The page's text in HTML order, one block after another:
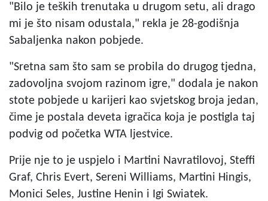
"Bilo je teških trenutaka u drugom setu, ali drago
mi je što nisam odustala," rekla je 28-godišnja
Sabaljenka nakon pobjede.
"Sretna sam što sam se probila do drugog tjedna,
zadovoljna svojom razinom igre," dodala je nakon
stote pobjede u karijeri kao svjetskog broja jedan,
čime je postala deveta igračica koja je postigla taj
podvig od početka WTA ljestvice.
Prije nje to je uspjelo i Martini Navratilovoj, Steffi
Graf, Chris Evert, Sereni Williams, Martini Hingis,
Monici Seles, Justine Henin i Igi Swiatek.